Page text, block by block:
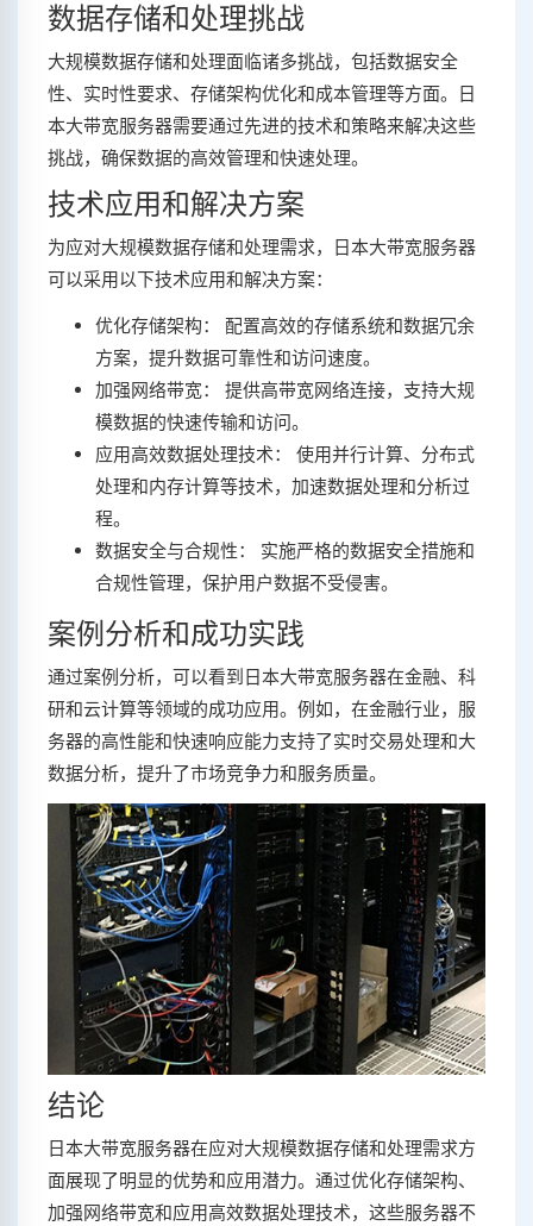
数据存储和处理挑战
大规模数据存储和处理面临诸多挑战，包括数据安全
性、实时性要求、存储架构优化和成本管理等方面。日
本大带宽服务器需要通过先进的技术和策略来解决这些
挑战，确保数据的高效管理和快速处理。
技术应用和解决方案
为应对大规模数据存储和处理需求，日本大带宽服务器
可以采用以下技术应用和解决方案：
优化存储架构： 配置高效的存储系统和数据冗余
方案，提升数据可靠性和访问速度。
加强网络带宽： 提供高带宽网络连接，支持大规
模数据的快速传输和访问。
应用高效数据处理技术： 使用并行计算、分布式
处理和内存计算等技术，加速数据处理和分析过
程。
数据安全与合规性： 实施严格的数据安全措施和
合规性管理，保护用户数据不受侵害。
案例分析和成功实践
通过案例分析，可以看到日本大带宽服务器在金融、科
研和云计算等领域的成功应用。例如，在金融行业，服
务器的高性能和快速响应能力支持了实时交易处理和大
数据分析，提升了市场竞争力和服务质量。
结论
日本大带宽服务器在应对大规模数据存储和处理需求方
面展现了明显的优势和应用潜力。通过优化存储架构、
加强网络带宽和应用高效数据处理技术，这些服务器不